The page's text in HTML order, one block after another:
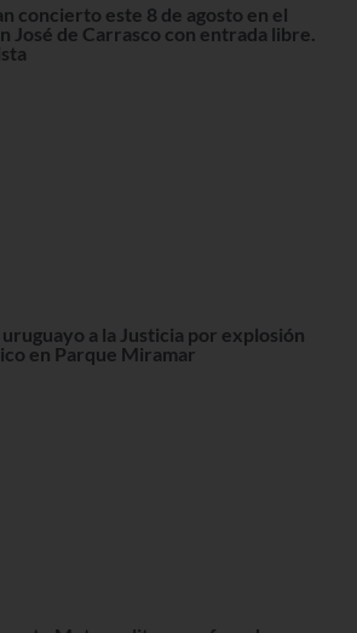
concierto este 8 de agosto en el
José de Carrasco con entrada libre.
a la Justicia por explosión
en Parque Miramar